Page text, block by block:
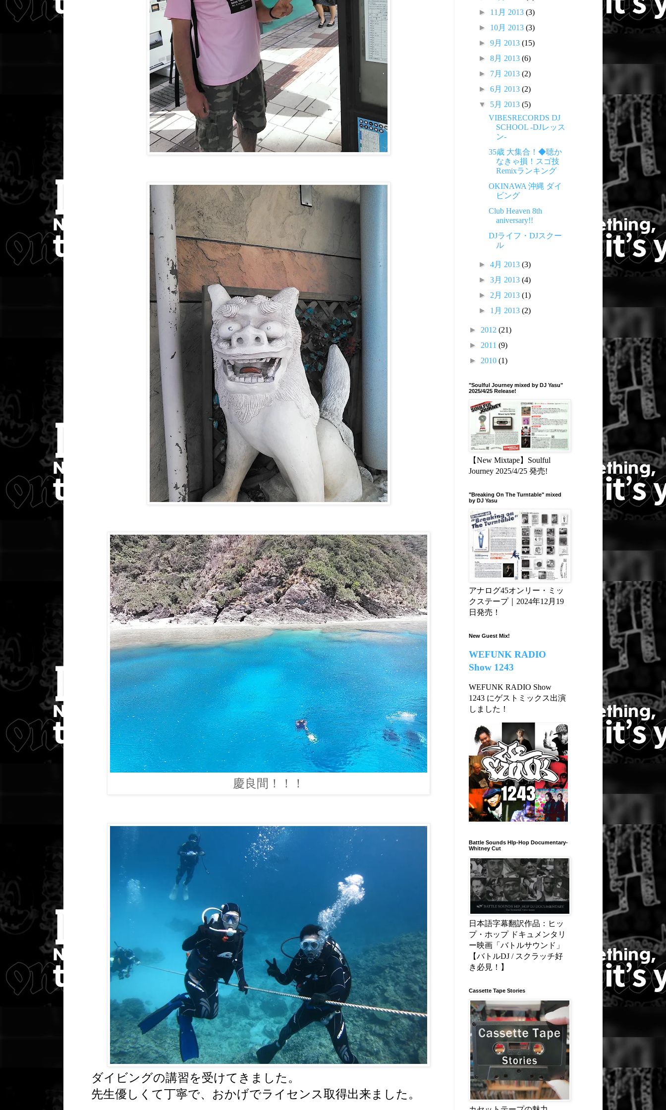
慶良間！！！
ダイビングの講習を受けてきました。
先生優しくて丁寧で、おかげでライセンス取得出来ました。
► 11月 2013(3)
► 10月 2013(3)
►9月 2013(15)
►8月 2013(6)
► 7月 2013(2)
►6月 2013(2)
▼ 5月 2013(5)
VIBESRECORDS DJ
SCHOOL -DJレッス
ン-
35歳 大集合！◆聴か
なきゃ損！スゴ技
Remixランキング
OKINAWA 沖縄 ダイ
ビング
Club Heaven 8th
aniversary!!
DJライフ・DJスクー
ル
►4月 2013(3)
►3月 2013(4)
► 2月 2013(1)
► 1月 2013(2)
► 2012 (21)
► 2011 (9)
► 2010 (1)
"Soulful Journey mixed by DJ Yasu"
2025/4/25 Release!
【New Mixtape】Soulful
Journey 2025/4/25 発売!
"Breaking On The Turntable" mixed
by DJ Yasu
アナログ45オンリー・ミッ
クステープ｜2024年12月19
日発売！
New Guest Mix!
WEFUNK RADIO
Show 1243
WEFUNK RADIO Show
1243 にゲストミックス出演
しました！
Battle Sounds HIp-Hop Documentary-
Whitney Cut
日本語字幕翻訳作品：ヒッ
プ・ホップ ドキュメンタリ
ー映画「バトルサウンド」
【バトルDJ / スクラッチ好
き必見！】
Cassette Tape Stories